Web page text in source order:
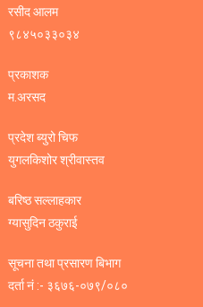
रसीद आलम
९८४५०३३०३४
प्रकाशक
म.अरसद
प्रदेश ब्युरो चिफ
युगलकिशोर श्रीवास्तव
बरिष्ठ सल्लाहकार
ग्यासुदिन ठकुराई
सूचना तथा प्रसारण बिभाग
दर्ता नं :- ३६७६-०७९/०८०